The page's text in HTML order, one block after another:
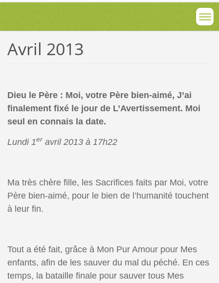
Avril 2013
Dieu le Père : Moi, votre Père bien-aimé, J’ai
finalement fixé le jour de L’Avertissement. Moi
seul en connais la date.
Lundi 1eravril 2013 à 17h22
Ma très chère fille, les Sacrifices faits par Moi, votre
Père bien-aimé, pour le bien de l’humanité touchent
à leur fin.
Tout a été fait, grâce à Mon Pur Amour pour Mes
enfants, afin de les sauver du mal du péché. En ces
temps, la bataille finale pour sauver tous Mes